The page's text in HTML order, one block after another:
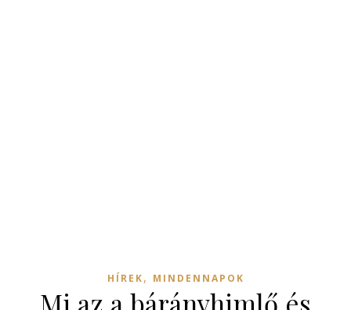
HÍREK, MINDENNAPOK
Mi az a bárányhimlő és